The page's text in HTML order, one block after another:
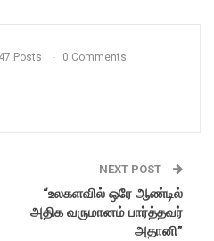
Posts 0 Comments
NEXT POST
“உலகளவில் ஒரே ஆண்டில்
அதிக வருமானம் பார்த்தவர்
அதானி”